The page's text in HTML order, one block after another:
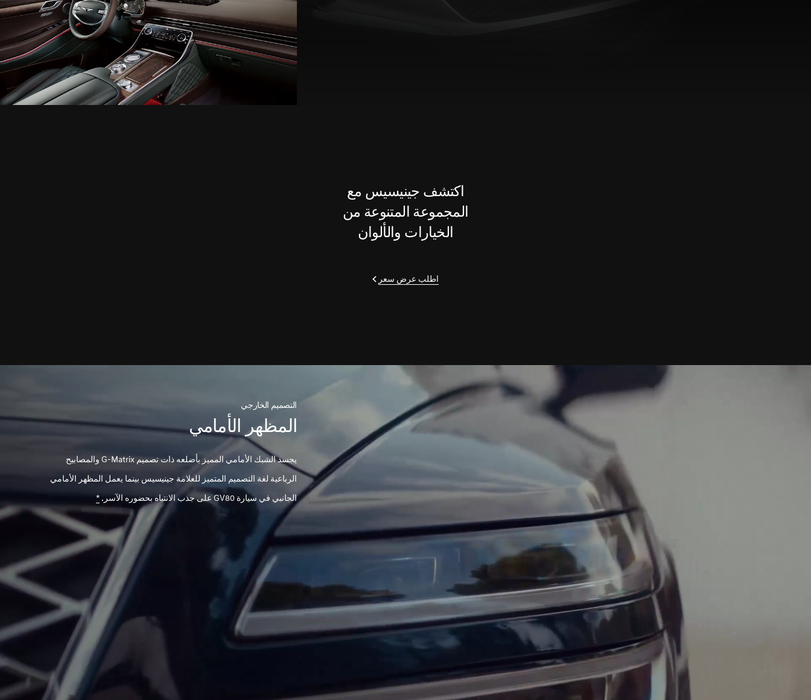
اكتشف جينيسيس مع
المجموعة المتنوعة من
الخيارات والألوان
اطلب عرض سعر
التصميم الخارجي
المظهر الأمامي
يجسد الشبك الأمامي المميز بأضلعه ذات تصميم G-Matrix والمصابيح
الرباعية لغة التصميم المتميز للعلامة جينيسيس بينما يعمل المظهر الأمامي
الجانبي في سيارة GV80 على جذب الانتباه بحضوره الآسر. *